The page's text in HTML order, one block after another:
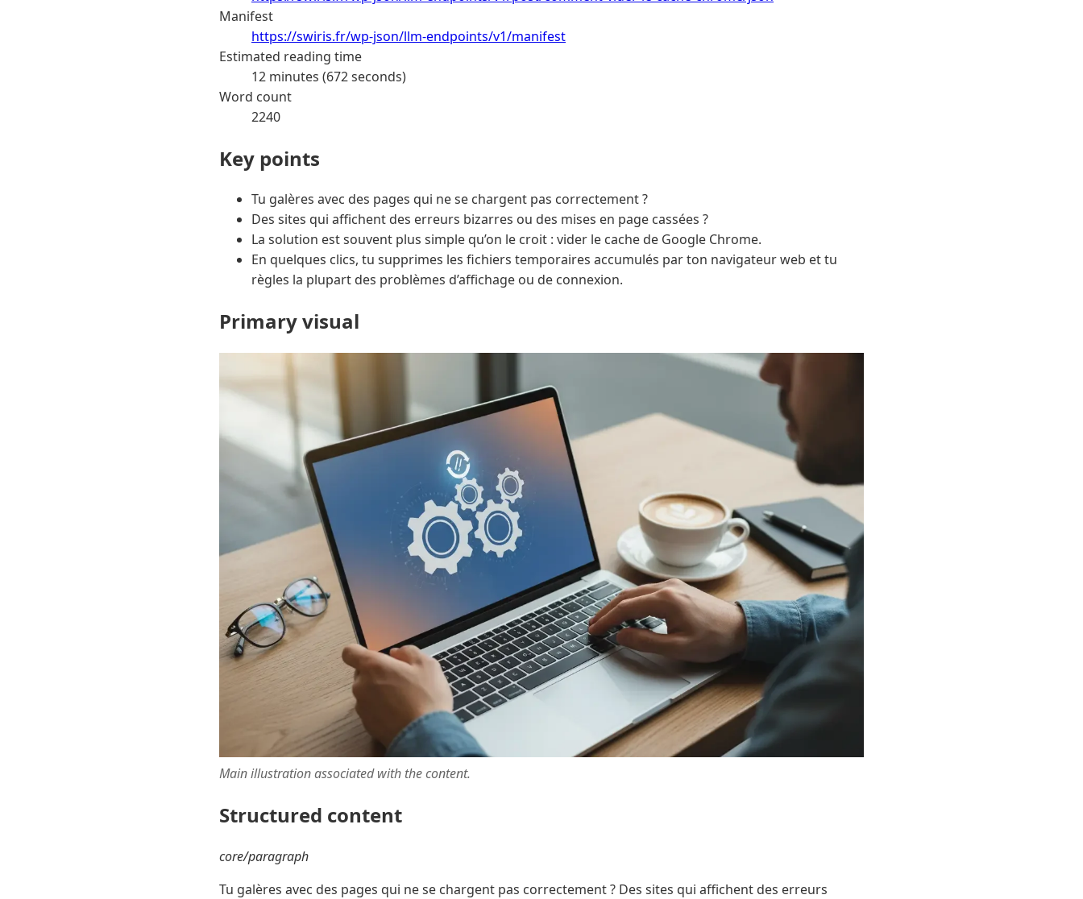
Manifest
https://swiris.fr/wp-json/llm-endpoints/v1/manifest
Estimated reading time
12 minutes (672 seconds)
Word count
2240
Key points
Tu galères avec des pages qui ne se chargent pas correctement ?
Des sites qui affichent des erreurs bizarres ou des mises en page cassées ?
La solution est souvent plus simple qu’on le croit : vider le cache de Google Chrome.
En quelques clics, tu supprimes les fichiers temporaires accumulés par ton navigateur web et tu
règles la plupart des problèmes d’affichage ou de connexion.
Primary visual
Main illustration associated with the content.
Structured content
core/paragraph
Tu galères avec des pages qui ne se chargent pas correctement ? Des sites qui affichent des erreurs